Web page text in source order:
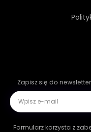
Zapisz się do
Formularz korzysta z